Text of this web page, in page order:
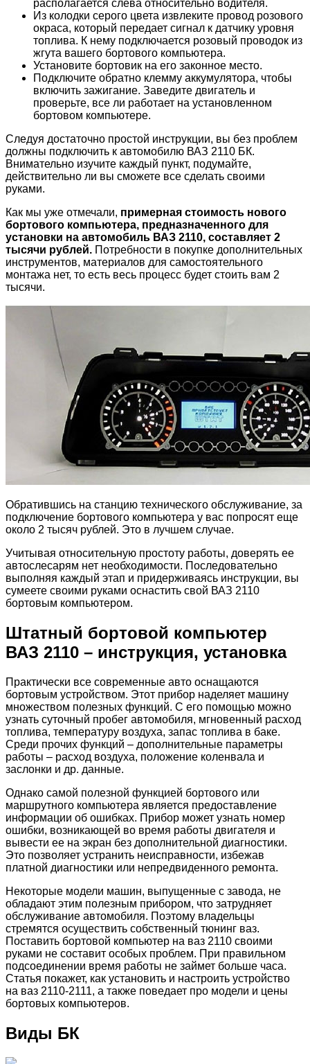
располагается слева относительно водителя.
Из колодки серого цвета извлеките провод розового
окраса, который передает сигнал к датчику уровня
топлива. К нему подключается розовый проводок из
жгута вашего бортового компьютера.
Установите бортовик на его законное место.
Подключите обратно клемму аккумулятора, чтобы
включить зажигание. Заведите двигатель и
проверьте, все ли работает на установленном
бортовом компьютере.
Следуя достаточно простой инструкции, вы без проблем
должны подключить к автомобилю ВАЗ 2110 БК.
Внимательно изучите каждый пункт, подумайте,
действительно ли вы сможете все сделать своими
руками.
Как мы уже отмечали, примерная стоимость нового
бортового компьютера, предназначенного для
установки на автомобиль ВАЗ 2110, составляет 2
тысячи рублей. Потребности в покупке дополнительных
инструментов, материалов для самостоятельного
монтажа нет, то есть весь процесс будет стоить вам 2
тысячи.
Обратившись на станцию технического обслуживание, за
подключение бортового компьютера у вас попросят еще
около 2 тысяч рублей. Это в лучшем случае.
Учитывая относительную простоту работы, доверять ее
автослесарям нет необходимости. Последовательно
выполняя каждый этап и придерживаясь инструкции, вы
сумеете своими руками оснастить свой ВАЗ 2110
бортовым компьютером.
Штатный бортовой компьютер
ВАЗ 2110 – инструкция, установка
Практически все современные авто оснащаются
бортовым устройством. Этот прибор наделяет машину
множеством полезных функций. С его помощью можно
узнать суточный пробег автомобиля, мгновенный расход
топлива, температуру воздуха, запас топлива в баке.
Среди прочих функций – дополнительные параметры
работы – расход воздуха, положение коленвала и
заслонки и др. данные.
Однако самой полезной функцией бортового или
маршрутного компьютера является предоставление
информации об ошибках. Прибор может узнать номер
ошибки, возникающей во время работы двигателя и
вывести ее на экран без дополнительной диагностики.
Это позволяет устранить неисправности, избежав
платной диагностики или непредвиденного ремонта.
Некоторые модели машин, выпущенные с завода, не
обладают этим полезным прибором, что затрудняет
обслуживание автомобиля. Поэтому владельцы
стремятся осуществить собственный тюнинг ваз.
Поставить бортовой компьютер на ваз 2110 своими
руками не составит особых проблем. При правильном
подсоединении время работы не займет больше часа.
Статья покажет, как установить и настроить устройство
на ваз 2110-2111, а также поведает про модели и цены
бортовых компьютеров.
Виды БК